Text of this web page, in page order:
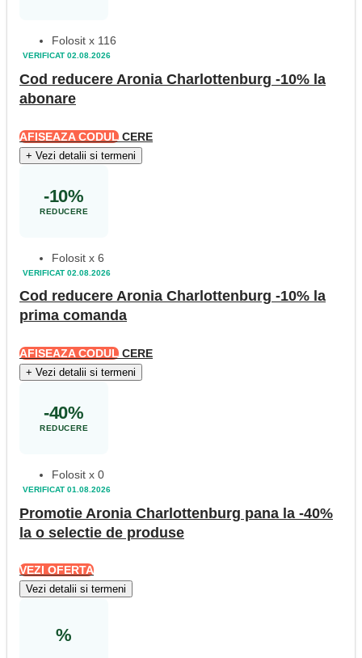
VERIFICAT 02.08.2026
Folosit x 116
Cod reducere Aronia Charlottenburg -10% la
abonare
AFISEAZA CODUL CERE
+ Vezi detalii si termeni
-10%
REDUCERE
VERIFICAT 02.08.2026
Folosit x 6
Cod reducere Aronia Charlottenburg -10% la
prima comanda
AFISEAZA CODUL CERE
+ Vezi detalii si termeni
-40%
REDUCERE
VERIFICAT 01.08.2026
Folosit x 0
Promotie Aronia Charlottenburg pana la -40%
la o selectie de produse
VEZI OFERTA
Vezi detalii si termeni
%